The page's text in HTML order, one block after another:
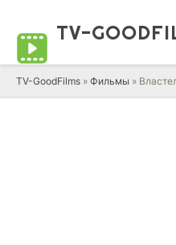
TV-GOOD
TV-GoodFilms » Фильмы »